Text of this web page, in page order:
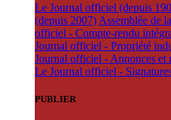
Le Journal officiel (depuis
(depuis 2007) Assemblée de
officiel - Compte-rendu
Journal officiel - Propriété
Journal officiel - Annonces et
Le Journal officiel -
PUBLIER